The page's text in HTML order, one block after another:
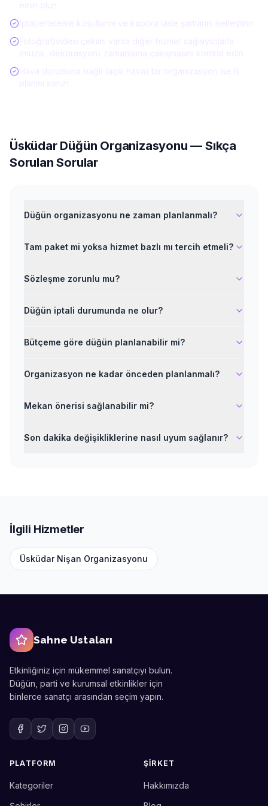
Üsküdar Düğün Organizasyonu — Sıkça
Sorulan Sorular
Düğün organizasyonu ne zaman planlanmalı?
Tam paket mi yoksa hizmet bazlı mı tercih etmeli?
Sözleşme zorunlu mu?
Düğün iptali durumunda ne olur?
Bütçeme göre düğün planlanabilir mi?
Organizasyon ne kadar önceden planlanmalı?
Mekan önerisi sağlanabilir mi?
Son dakika değişikliklerine nasıl uyum sağlanır?
İlgili Hizmetler
Üsküdar Nişan Organizasyonu
Sahne Ustaları
Etkinliğiniz için mükemmel sanatçıyı bulun.
Düğün, parti ve kurumsal etkinlikler için
binlerce sanatçı arasından seçim yapın.
PLATFORM
Kategoriler
ŞIRKET
Hakkımızda
Etkinlik uzmanınız